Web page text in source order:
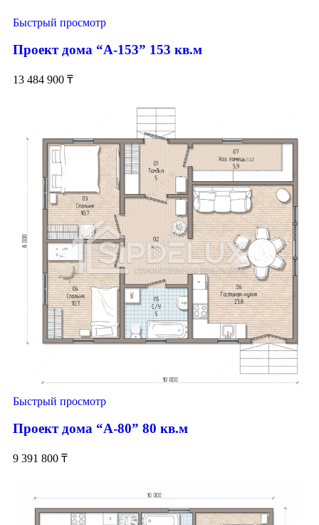
Быстрый просмотр
Проект дома “А-153” 153 кв.м
13 484 900 ₸
Быстрый просмотр
Проект дома “А-80” 80 кв.м
9 391 800 ₸